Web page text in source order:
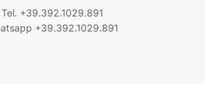
Tel. +39.392.1029.891
+39.392.1029.891